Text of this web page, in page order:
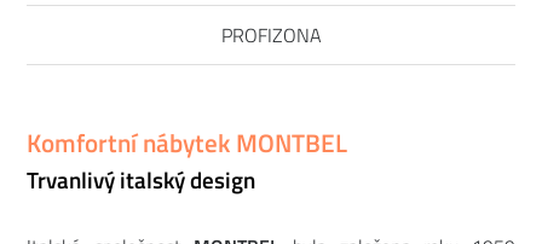
PROFIZONA
Komfortní nábytek MONTBEL
Trvanlivý italský design